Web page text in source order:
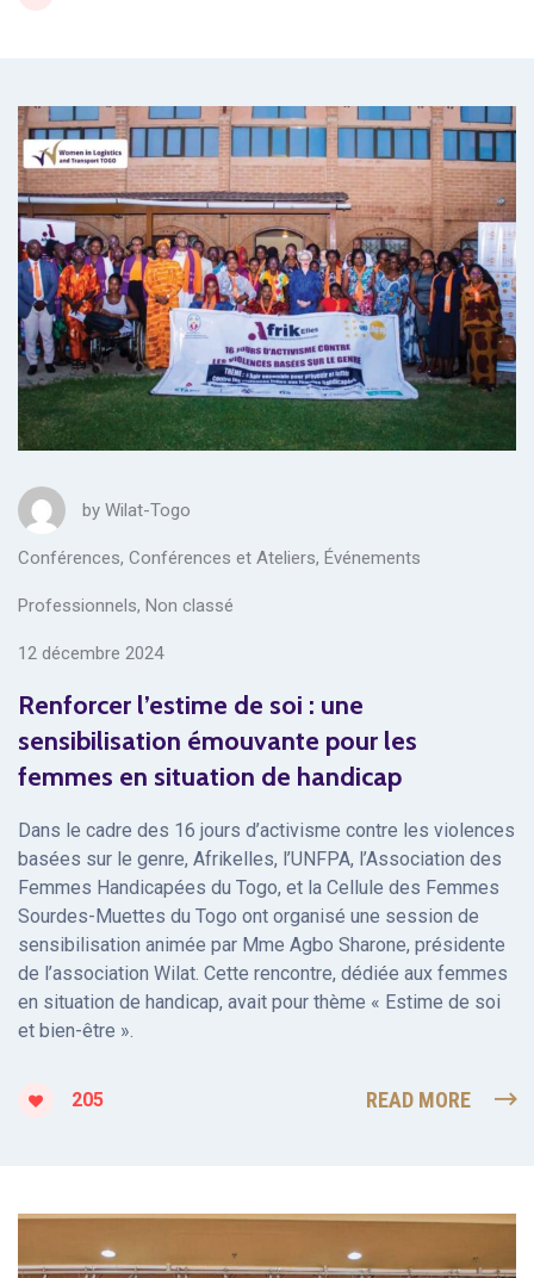
by Wilat-Togo
Conférences, Conférences et Ateliers, Événements
Professionnels, Non classé
12 décembre 2024
Renforcer l’estime de soi : une
sensibilisation émouvante pour les
femmes en situation de handicap
Dans le cadre des 16 jours d’activisme contre les violences
basées sur le genre, Afrikelles, l’UNFPA, l’Association des
Femmes Handicapées du Togo, et la Cellule des Femmes
Sourdes-Muettes du Togo ont organisé une session de
sensibilisation animée par Mme Agbo Sharone, présidente
de l’association Wilat. Cette rencontre, dédiée aux femmes
en situation de handicap, avait pour thème « Estime de soi
et bien-être ».
205 READ MORE